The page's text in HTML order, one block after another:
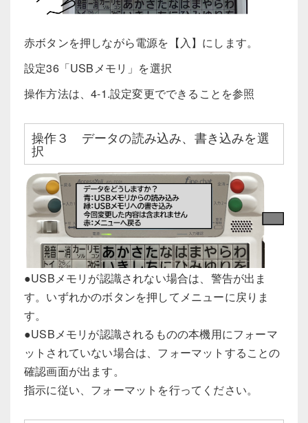
赤ボタンを押しながら電源を【入】にします。
設定36「USBメモリ」を選択
操作方法は、4-1.設定変更でできることを参照
操作３ データの読み込み、書き込みを選
択
●USBメモリが認識されない場合は、警告が出ま
す。いずれかのボタンを押してメニューに戻りま
す。
●USBメモリが認識されるものの本機用にフォーマ
ットされていない場合は、フォーマットすることの
確認画面が出ます。
指示に従い、フォーマットを行ってください。